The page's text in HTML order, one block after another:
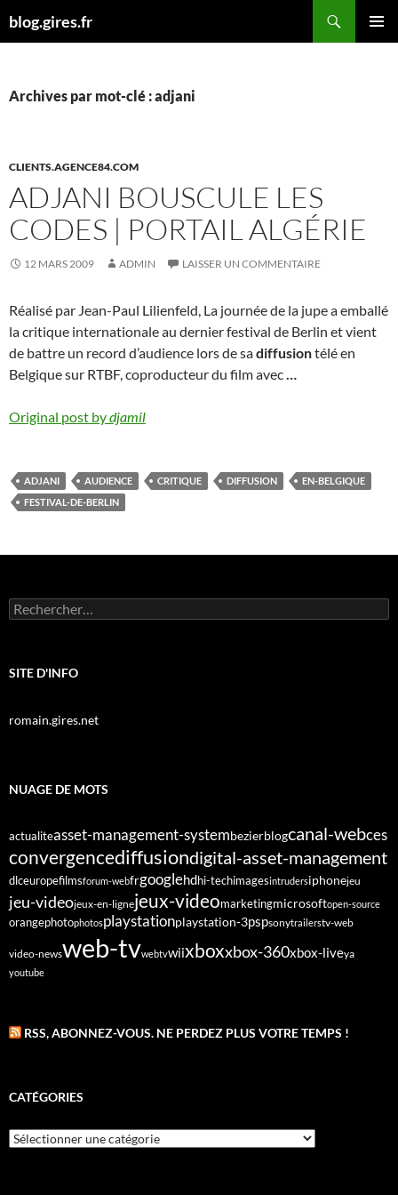
aublog.gires.fr
Archives par mot-clé : adjani
CLIENTS.AGENCE84.COM
ADJANI BOUSCULE LES
CODES | PORTAIL ALGÉRIE
12 MARS 2009 ADMIN LAISSER UN COMMENTAIRE
Réalisé par Jean-Paul Lilienfeld, La journée de la jupe a emballé
la critique internationale au dernier festival de Berlin et vient
de battre un record d’audience lors de sadiffusiontélé en
Belgique sur RTBF, coproducteur du film avec…
Original post bydjamil
ADJANI AUDIENCE CRITIQUE DIFFUSION
EN-BELGIQUE
FESTIVAL-DE-BERLIN
Rechercher :
SITE D'INFO
romain.gires.net
NUAGE DE MOTS
actualiteasset-management-systembezierblogcanal-webces
convergencediffusiondigital-asset-management
dlceuropefilmsforum-webfrgooglehdhi-techimagesintrudersiphonejeu
jeu-videojeux-en-lignejeux-videomarketingmicrosoftopen-source
orangephotophotosplaystationplaystation-3pspsonytrailerstv-web
video-newsweb-tvwebtvwiixboxxbox-360xbox-liveya
youtube
RSS, ABONNEZ-VOUS. NE PERDEZ PLUS VOTRE TEMPS !
CATÉGORIES
Catégories